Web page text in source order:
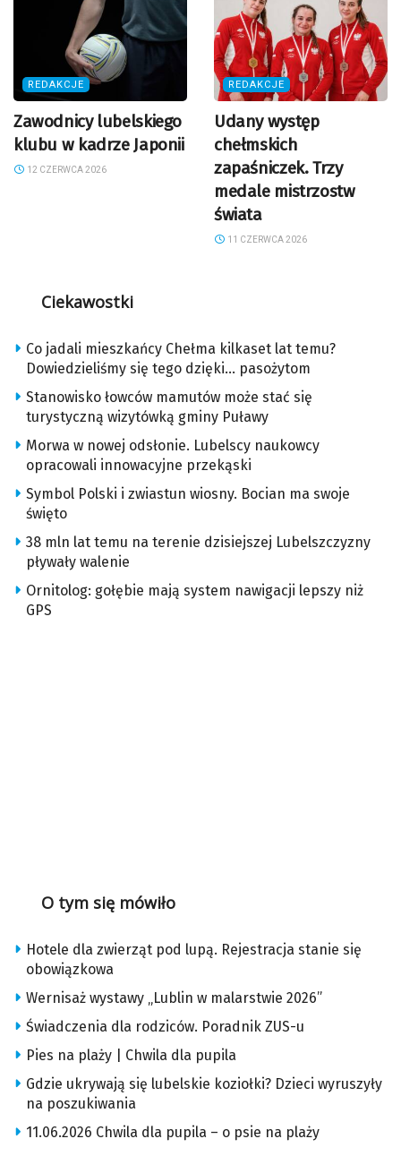
REDAKCJE
Zawodnicy lubelskiego
klubu w kadrze Japonii
12 CZERWCA 2026
REDAKCJE
Udany występ
chełmskich
zapaśniczek. Trzy
medale mistrzostw
świata
11 CZERWCA 2026
Ciekawostki
Co jadali mieszkańcy Chełma kilkaset lat temu?
Dowiedzieliśmy się tego dzięki… pasożytom
Stanowisko łowców mamutów może stać się
turystyczną wizytówką gminy Puławy
Morwa w nowej odsłonie. Lubelscy naukowcy
opracowali innowacyjne przekąski
Symbol Polski i zwiastun wiosny. Bocian ma swoje
święto
38 mln lat temu na terenie dzisiejszej Lubelszczyzny
pływały walenie
Ornitolog: gołębie mają system nawigacji lepszy niż
GPS
O tym się mówiło
Hotele dla zwierząt pod lupą. Rejestracja stanie się
obowiązkowa
Wernisaż wystawy „Lublin w malarstwie 2026”
Świadczenia dla rodziców. Poradnik ZUS-u
Pies na plaży | Chwila dla pupila
Gdzie ukrywają się lubelskie koziołki? Dzieci wyruszyły
na poszukiwania
11.06.2026 Chwila dla pupila – o psie na plaży